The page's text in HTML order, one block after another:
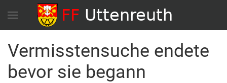
Vermisstensuche endete
bevor sie begann